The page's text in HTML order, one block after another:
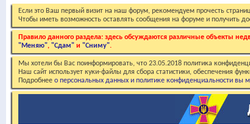
Если это Ваш первый визит на наш форум, рекомендуем прочесть
Чтобы иметь возможность оставлять сообщения на форуме и получить
Правило данного раздела: здесь обсуждаются различные объекты
"Меняю", "Сдам" и "Сниму".
Мы хотели бы Вас поинформировать, что 23.05.2018 политика
Наш сайт использует куки-файлы для сбора статистики, обеспечения
Подробнее о персональных данных и политике конфиденциальности вы